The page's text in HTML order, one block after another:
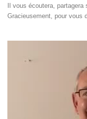
Il vous écoutera,
Gracieusement, pour vous